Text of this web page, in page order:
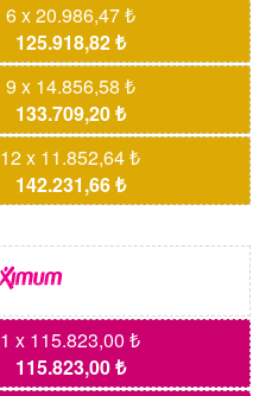
6 x 20.986,47 ₺
125.918,82 ₺
9 x 14.856,58 ₺
133.709,20 ₺
12 x 11.852,64 ₺
142.231,66 ₺
1 x 115.823,00 ₺
115.823,00 ₺